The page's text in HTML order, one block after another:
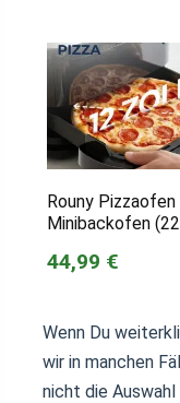
Rouny
Minibackofen
44,99 €
Wenn Du
wir in manchen
nicht die